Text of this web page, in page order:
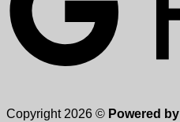
Copyright 2026 © Powered by